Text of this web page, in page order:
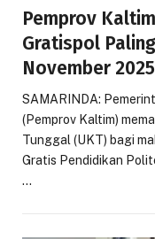
Pemprov
Gratispol
November 2025
SAMARINDA:
(Pemprov Kaltim)
Tunggal (UKT) bagi
Gratis Pendidikan
…